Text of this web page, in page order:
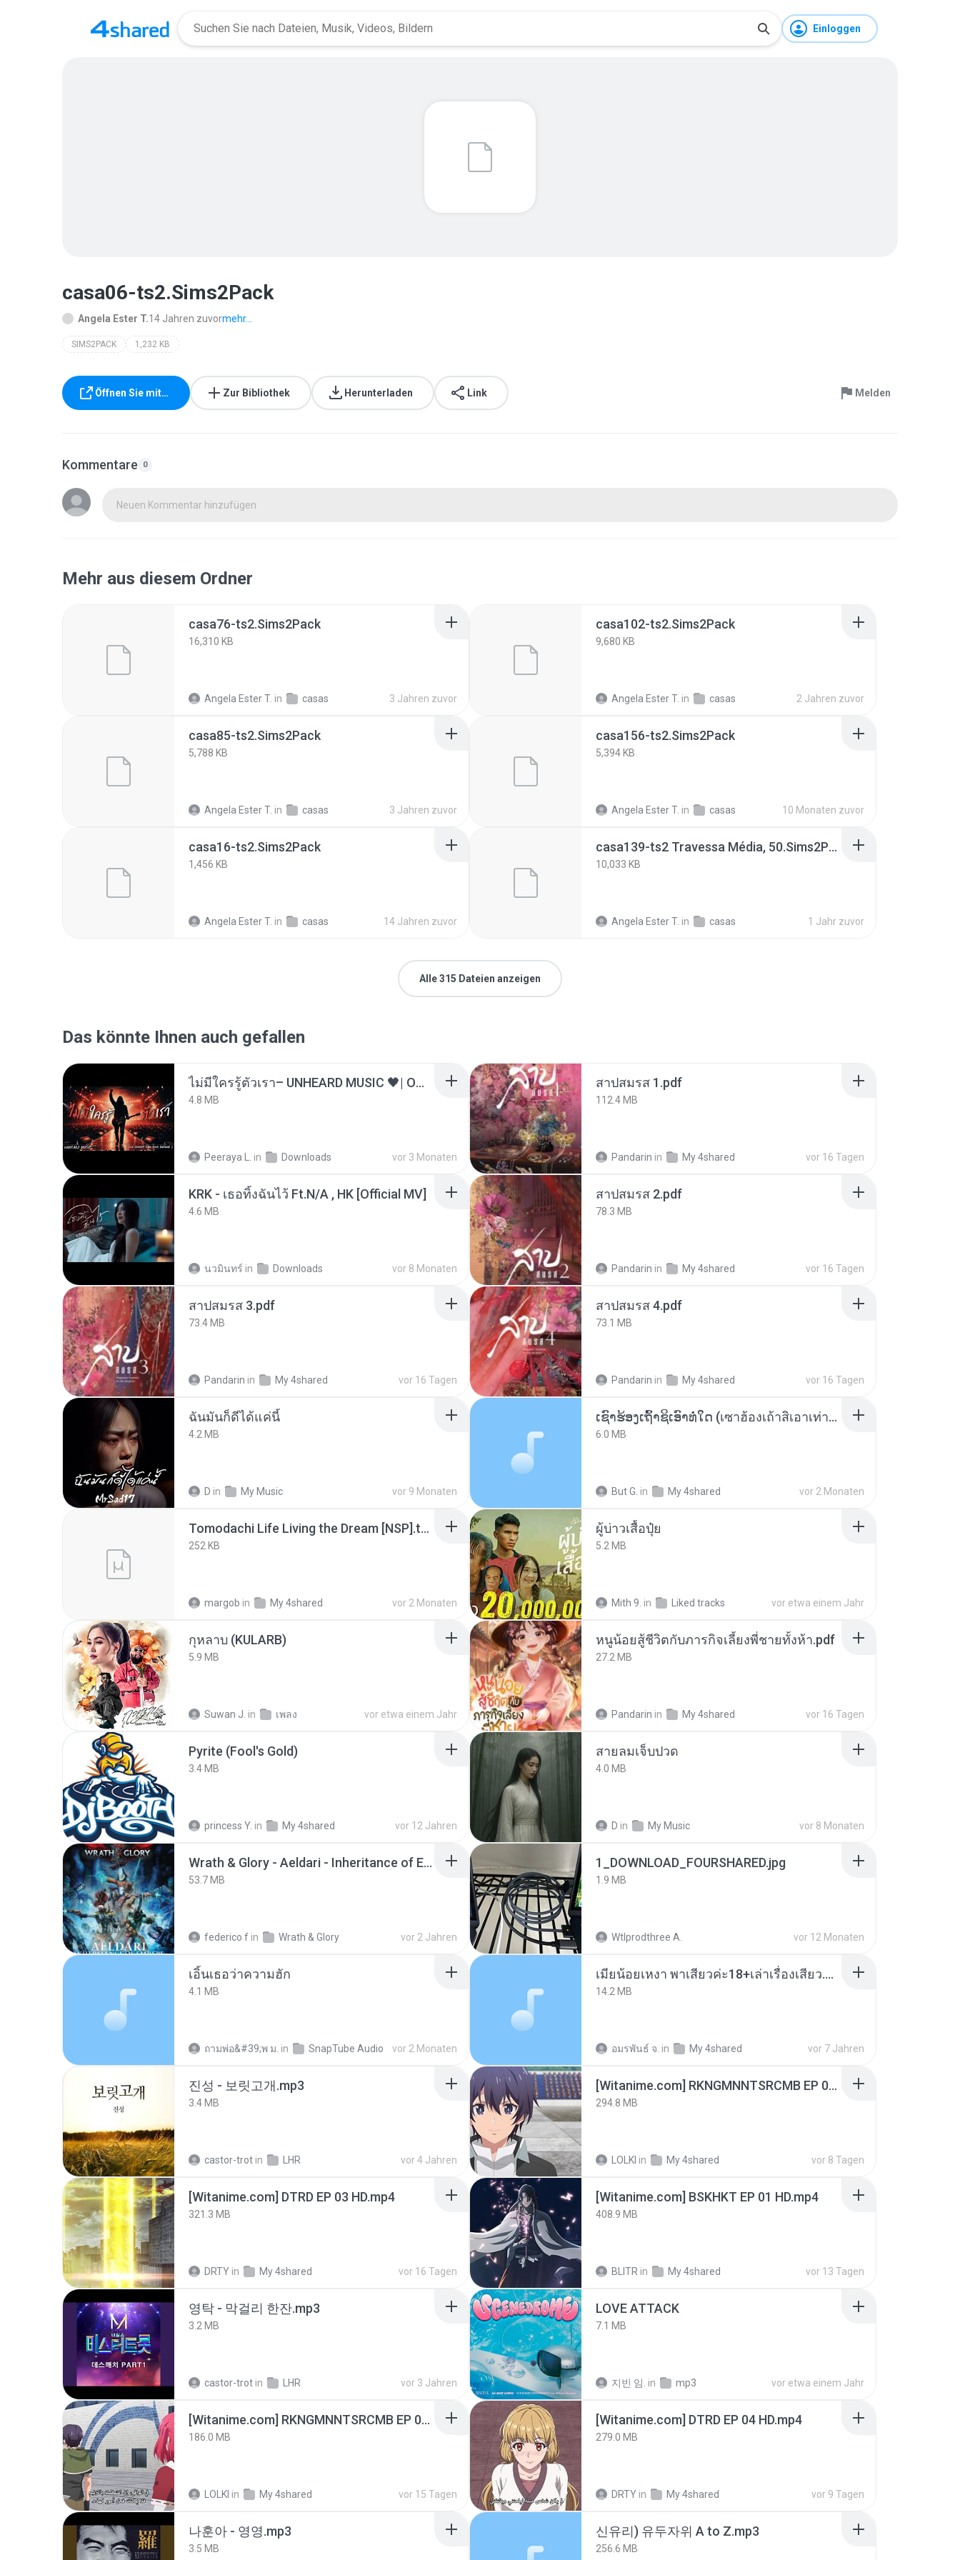
Einloggen
casa06-ts2.Sims2Pack
Angela Ester T.14 Jahren zuvormehr...
SIMS2PACK 1,232 KB
Öffnen Sie mit… Zur Bibliothek Herunterladen Link Melden
Kommentare 0
Neuen Kommentar hinzufügen
Mehr aus diesem Ordner
casa76-ts2.Sims2Pack
16,310 KB
Angela Ester T. in casas 3 Jahren zuvor
casa102-ts2.Sims2Pack
9,680 KB
Angela Ester T. in casas 2 Jahren zuvor
casa85-ts2.Sims2Pack
5,788 KB
Angela Ester T. in casas 3 Jahren zuvor
casa156-ts2.Sims2Pack
5,394 KB
Angela Ester T. in casas 10 Monaten zuvor
casa16-ts2.Sims2Pack
1,456 KB
Angela Ester T. in casas 14 Jahren zuvor
casa139-ts2 Travessa Média, 50.Sims2Pack
10,033 KB
Angela Ester T. in casas 1 Jahr zuvor
Alle 315 Dateien anzeigen
Das könnte Ihnen auch gefallen
ไม่มีใครรู้ตัวเรา– UNHEARD MUSIC 🖤| Official Lyric Video | เพลงสู้ชีวิต
4.8 MB
Peeraya L. in Downloads vor 3 Monaten
สาปสมรส 1.pdf
112.4 MB
Pandarin in My 4shared vor 16 Tagen
KRK - เธอทิ้งฉันไว้ Ft.N/A , HK [Official MV]
4.6 MB
นวมินทร์ in Downloads vor 8 Monaten
สาปสมรส 2.pdf
78.3 MB
Pandarin in My 4shared vor 16 Tagen
สาปสมรส 3.pdf
73.4 MB
Pandarin in My 4shared vor 16 Tagen
สาปสมรส 4.pdf
73.1 MB
Pandarin in My 4shared vor 16 Tagen
ฉันมันก็ดีได้แค่นี้
4.2 MB
D in My Music vor 9 Monaten
ເຊົາຮ້ອງເຖົ້າຊິເອົາທໍ່ໃດ (เซาฮ้องเถ้าสิเอาเท่าใด) ບຸນເກີດ ຫນູຫ່ວງ ft. ໂສພາ ຈຸນທະລາ
6.0 MB
But G. in My 4shared vor 2 Monaten
Tomodachi Life Living the Dream [NSP].torrent
252 KB
margob in My 4shared vor 2 Monaten
ผู้บ่าวเสื้อปุ๋ย
5.2 MB
Mith 9. in Liked tracks vor etwa einem Jahr
กุหลาบ (KULARB)
5.9 MB
Suwan J. in เพลง vor etwa einem Jahr
หนูน้อยสู้ชีวิตกับภารกิจเลี้ยงพี่ชายทั้งห้า.pdf
27.2 MB
Pandarin in My 4shared vor 16 Tagen
Pyrite (Fool's Gold)
3.4 MB
princess Y. in My 4shared vor 12 Jahren
สายลมเจ็บปวด
4.0 MB
D in My Music vor 8 Monaten
Wrath & Glory - Aeldari - Inheritance of Embers.pdf
53.7 MB
federico f in Wrath & Glory vor 2 Jahren
1_DOWNLOAD_FOURSHARED.jpg
1.9 MB
Wtlprodthree A. vor 12 Monaten
เอิ้นเธอว่าความฮัก
4.1 MB
ถามพ่อ&#39;พ ม. in SnapTube Audio vor 2 Monaten
เมียน้อยเหงา พาเสียวค่ะ18+เล่าเรื่องเสียว.mp3
14.2 MB
อมรพันธ์ จ. in My 4shared vor 7 Jahren
진성 - 보릿고개.mp3
3.4 MB
castor-trot in LHR vor 4 Jahren
[Witanime.com] RKNGMNNTSRCMB EP 06 HD.mp4
294.8 MB
LOLKI in My 4shared vor 8 Tagen
[Witanime.com] DTRD EP 03 HD.mp4
321.3 MB
DRTY in My 4shared vor 16 Tagen
[Witanime.com] BSKHKT EP 01 HD.mp4
408.9 MB
BLITR in My 4shared vor 13 Tagen
영탁 - 막걸리 한잔.mp3
3.2 MB
castor-trot in LHR vor 3 Jahren
LOVE ATTACK
7.1 MB
지빈 임. in mp3 vor etwa einem Jahr
[Witanime.com] RKNGMNNTSRCMB EP 05 HD.mp4
186.0 MB
LOLKI in My 4shared vor 15 Tagen
[Witanime.com] DTRD EP 04 HD.mp4
279.0 MB
DRTY in My 4shared vor 9 Tagen
나훈아 - 영영.mp3
3.5 MB
신유리) 유두자위 A to Z.mp3
256.6 MB